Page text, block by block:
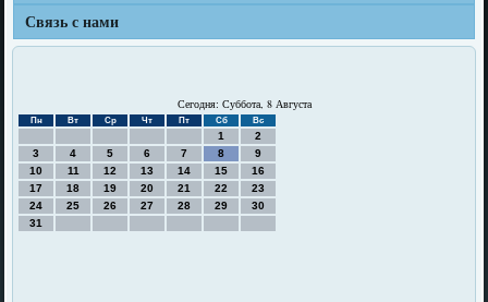
Связь с нами
Сегодня: Суббота, 8 Августа
Пн Вт Ср Чт Пт Сб Вс
1
2
3
4 5 6 7 8
9
10
11 12 13 14 15
16
17
18 19 20 21 22
23
24
25 26 27 28 29
30
31